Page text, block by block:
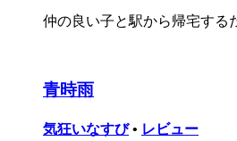
仲の良い子と駅から帰宅する
青時雨
気狂いなすび • レビュー